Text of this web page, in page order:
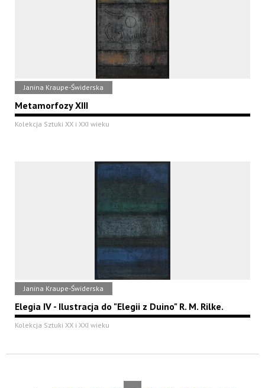
Janina Kraupe-Świderska
Metamorfozy XIII
Kolekcja Sztuki XX i XXI wieku
Janina Kraupe-Świderska
Elegia IV - Ilustracja do "Elegii z Duino" R. M. Rilke.
Kolekcja Sztuki XX i XXI wieku